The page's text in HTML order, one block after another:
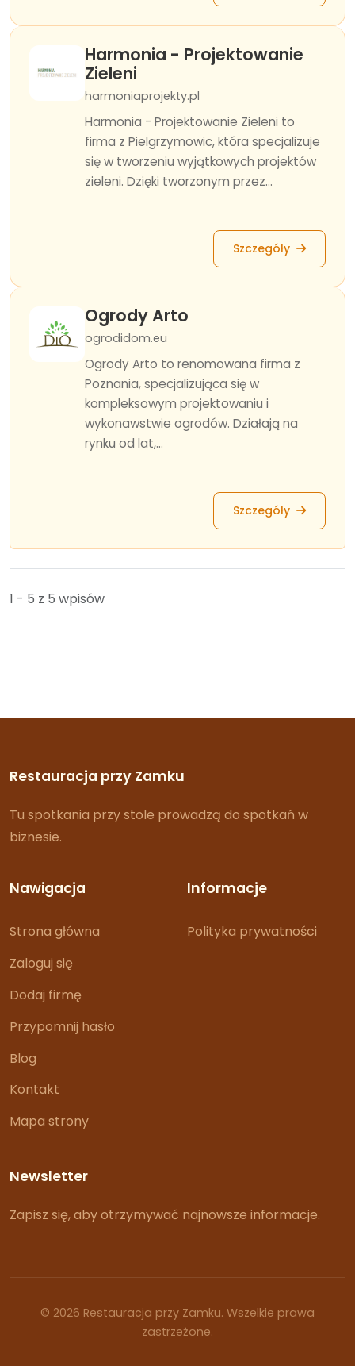
Harmonia - Projektowanie
Zieleni
harmoniaprojekty.pl
Harmonia - Projektowanie Zieleni to
firma z Pielgrzymowic, która specjalizuje
się w tworzeniu wyjątkowych projektów
zieleni. Dzięki tworzonym przez...
Szczegóły
Ogrody Arto
ogrodidom.eu
Ogrody Arto to renomowana firma z
Poznania, specjalizująca się w
kompleksowym projektowaniu i
wykonawstwie ogrodów. Działają na
rynku od lat,...
Szczegóły
1 - 5 z 5 wpisów
Restauracja przy Zamku
Tu spotkania przy stole prowadzą do spotkań w
biznesie.
Nawigacja
Strona główna
Zaloguj się
Dodaj firmę
Przypomnij hasło
Blog
Kontakt
Mapa strony
Informacje
Polityka prywatności
Newsletter
Zapisz się, aby otrzymywać najnowsze informacje.
© 2026 Restauracja przy Zamku. Wszelkie prawa
zastrzeżone.